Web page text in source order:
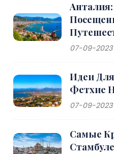
07-09-2023
Идеи
Фетхие
07-09-2023
Самые
Стамбуле